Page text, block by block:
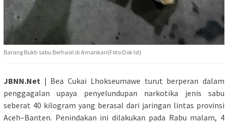
Barang Bukti sabu Berhasil di Amankan(Foto:Dok Ist)
JBNN.Net | Bea Cukai Lhokseumawe turut berperan dalam
penggagalan upaya penyelundupan narkotika jenis sabu
seberat 40 kilogram yang berasal dari jaringan lintas provinsi
Aceh–Banten. Penindakan ini dilakukan pada Rabu malam, 4